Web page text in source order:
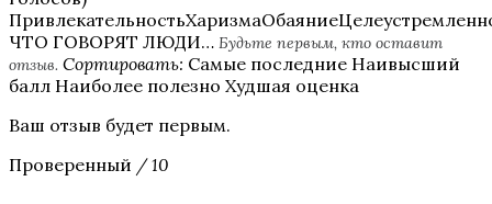
ЧТО ГОВОРЯТ ЛЮДИ… Будьте первым, кто оставит
отзыв. Сортировать: Самые последние Наивысший
балл Наиболее полезно Худшая оценка
Ваш отзыв будет первым.
Проверенный / 10